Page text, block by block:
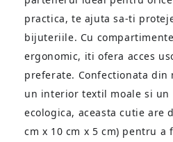
practica, te ajuta sa-ti
bijuteriile. Cu
ergonomic, iti ofera acces
preferate. Confectionata din
un interior textil moale si
ecologica, aceasta cutie are
cm x 10 cm x 5 cm) pentru